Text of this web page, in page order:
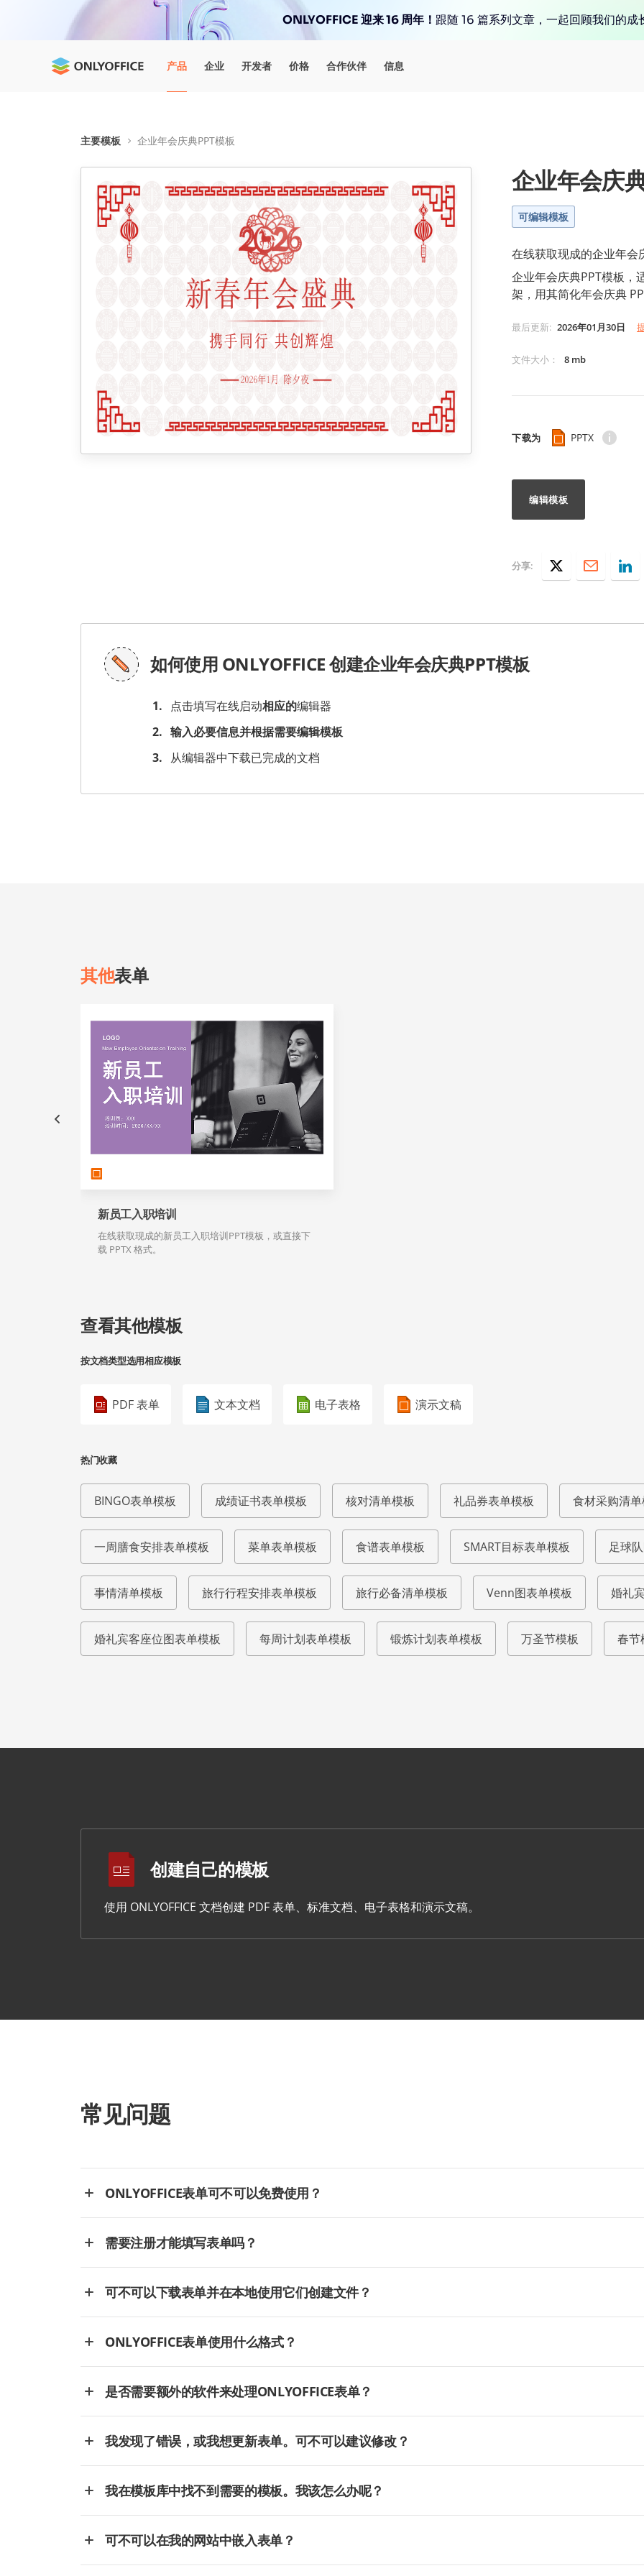
ONLYOFFICE 迎来 16 周年！ 跟随 16 篇系列文章，一起回顾我们的成
产品 企业 开发者 价格 合作伙伴 信息
主要模板 企业年会庆典PPT模板
企业年会庆
可编辑模板
在线获取现成的企业年会
企业年会庆典PPT模板，
架，用其简化年会庆典
最后更新: 2026年01月30日
文件大小 ： 8 mb
下载为 PPTX
编辑模板
分享:
如何使用 ONLYOFFICE 创建企业年会庆典PPT模板
点击填写在线启动相应的编辑器
输入必要信息并根据需要编辑模板
从编辑器中下载已完成的文档
其他表单
新员工入职培训
在线获取现成的新员工入职培训PPT模板，或直接下
载 PPTX 格式。
查看其他模板
按文档类型选用相应模板
PDF 表单 文本文档 电子表格 演示文稿
热门收藏
BINGO表单模板 成绩证书表单模板 核对清单模板 礼品券表单模板 食材采购清
一周膳食安排表单模板 菜单表单模板 食谱表单模板 SMART目标表单模板 足球
事情清单模板 旅行行程安排表单模板 旅行必备清单模板 Venn图表单模板 婚礼
婚礼宾客座位图表单模板 每周计划表单模板 锻炼计划表单模板 万圣节模板 春节
创建自己的模板
使用 ONLYOFFICE 文档创建 PDF 表单、标准文档、电子表格和演示文稿。
常见问题
ONLYOFFICE表单可不可以免费使用？
需要注册才能填写表单吗？
可不可以下载表单并在本地使用它们创建文件？
ONLYOFFICE表单使用什么格式？
是否需要额外的软件来处理ONLYOFFICE表单？
我发现了错误，或我想更新表单。可不可以建议修改？
我在模板库中找不到需要的模板。我该怎么办呢？
可不可以在我的网站中嵌入表单？